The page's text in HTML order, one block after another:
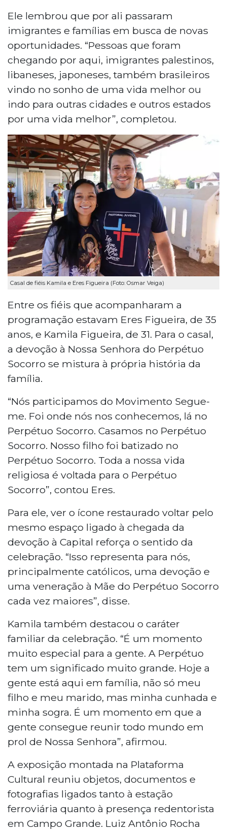
Ele lembrou que por ali passaram
imigrantes e famílias em busca de novas
oportunidades. “Pessoas que foram
chegando por aqui, imigrantes palestinos,
libaneses, japoneses, também brasileiros
vindo no sonho de uma vida melhor ou
indo para outras cidades e outros estados
por uma vida melhor”, completou.
Casal de fiéis Kamila e Eres Figueira (Foto: Osmar Veiga)
Entre os fiéis que acompanharam a
programação estavam Eres Figueira, de 35
anos, e Kamila Figueira, de 31. Para o casal,
a devoção à Nossa Senhora do Perpétuo
Socorro se mistura à própria história da
família.
“Nós participamos do Movimento Segue-
me. Foi onde nós nos conhecemos, lá no
Perpétuo Socorro. Casamos no Perpétuo
Socorro. Nosso filho foi batizado no
Perpétuo Socorro. Toda a nossa vida
religiosa é voltada para o Perpétuo
Socorro”, contou Eres.
Para ele, ver o ícone restaurado voltar pelo
mesmo espaço ligado à chegada da
devoção à Capital reforça o sentido da
celebração. “Isso representa para nós,
principalmente católicos, uma devoção e
uma veneração à Mãe do Perpétuo Socorro
cada vez maiores”, disse.
Kamila também destacou o caráter
familiar da celebração. “É um momento
muito especial para a gente. A Perpétuo
tem um significado muito grande. Hoje a
gente está aqui em família, não só meu
filho e meu marido, mas minha cunhada e
minha sogra. É um momento em que a
gente consegue reunir todo mundo em
prol de Nossa Senhora”, afirmou.
A exposição montada na Plataforma
Cultural reuniu objetos, documentos e
fotografias ligados tanto à estação
ferroviária quanto à presença redentorista
em Campo Grande. Luiz Antônio Rocha